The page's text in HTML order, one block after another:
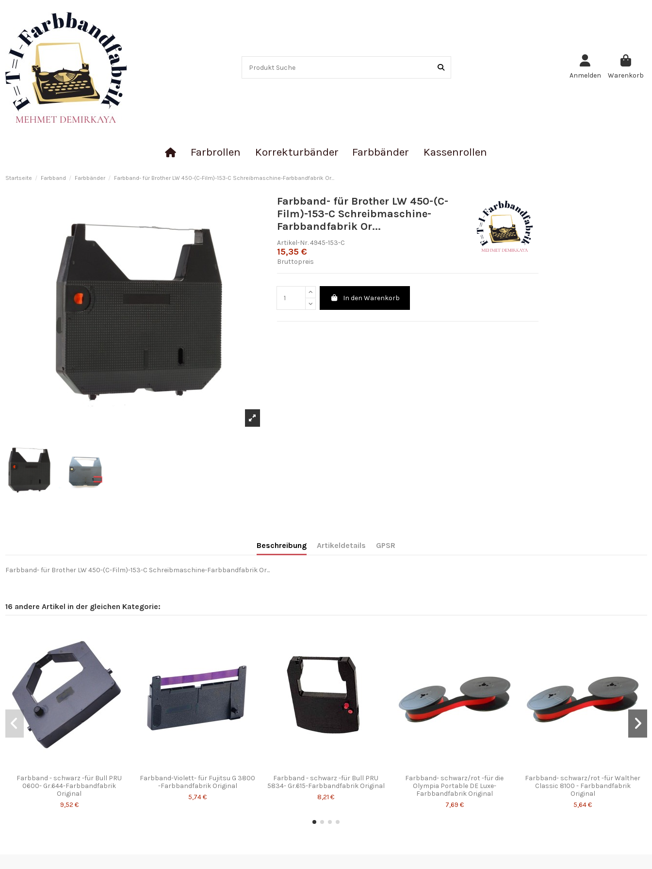
Anmelden Warenkorb
Farbrollen Korrekturbänder Farbbänder Kassenrollen
Startseite Farbband Farbbänder Farbband- für Brother LW 450-(C-Film)-153-C Schreibmaschine-Farbbandfabrik Or...
Farbband- für Brother LW 450-(C-
Film)-153-C Schreibmaschine-
Farbbandfabrik Or...
Artikel-Nr. 4945-153-C
15,35 €
Bruttopreis
In den Warenkorb
Beschreibung Artikeldetails GPSR
Farbband- für Brother LW 450-(C-Film)-153-C Schreibmaschine-Farbbandfabrik Or...
16 andere Artikel in der gleichen Kategorie:
Farbband - schwarz -für Bull PRU
0600- Gr.644-Farbbandfabrik
Original
9,52 €
Farbband-Violett- für Fujitsu G 3800
-Farbbandfabrik Original
5,74 €
Farbband - schwarz -für Bull PRU
5834- Gr.615-Farbbandfabrik Original
8,21 €
Farbband- schwarz/rot -für die
Olympia Portable DE Luxe-
Farbbandfabrik Original
7,69 €
Farbband- schwarz/rot -für Walther
Classic 8100 - Farbbandfabrik
Original
5,64 €